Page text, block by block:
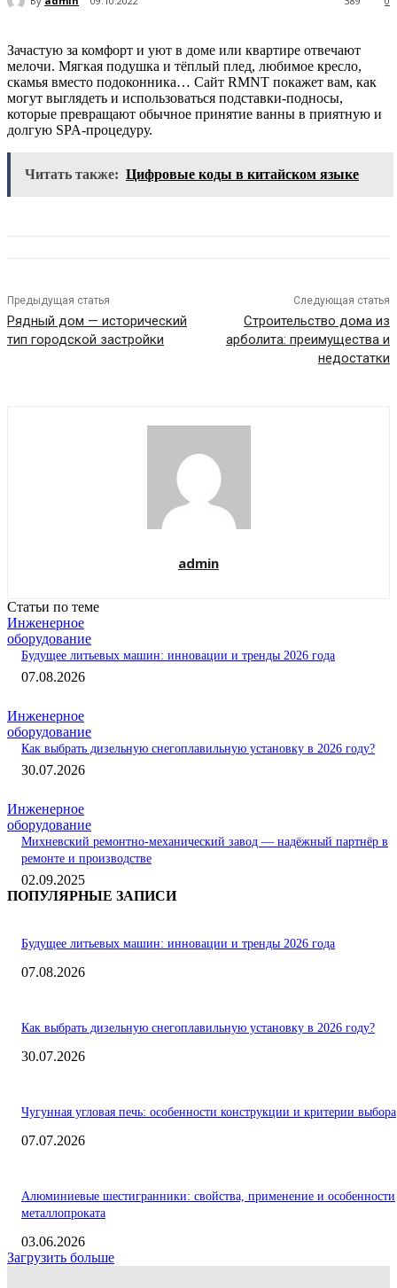
Зачастую за комфорт и уют в доме или квартире отвечают
мелочи. Мягкая подушка и тёплый плед, любимое кресло,
скамья вместо подоконника… Сайт RMNT покажет вам, как
могут выглядеть и использоваться подставки-подносы,
которые превращают обычное принятие ванны в приятную и
долгую SPA-процедуру.
Читать также: Цифровые коды в китайском языке
Предыдущая статья
Рядный дом — исторический
тип городской застройки
Следующая статья
Строительство дома из
арболита: преимущества и
недостатки
admin
Статьи по теме
Инженерное
оборудование
Будущее литьевых машин: инновации и тренды 2026 года
07.08.2026
Инженерное
оборудование
Как выбрать дизельную снегоплавильную установку в 2026 году?
30.07.2026
Инженерное
оборудование
Михневский ремонтно-механический завод — надёжный партнёр в
ремонте и производстве
02.09.2025
ПОПУЛЯРНЫЕ ЗАПИСИ
Будущее литьевых машин: инновации и тренды 2026 года
07.08.2026
Как выбрать дизельную снегоплавильную установку в 2026 году?
30.07.2026
Чугунная угловая печь: особенности конструкции и критерии выбора
07.07.2026
Алюминиевые шестигранники: свойства, применение и особенности
металлопроката
03.06.2026
Загрузить больше